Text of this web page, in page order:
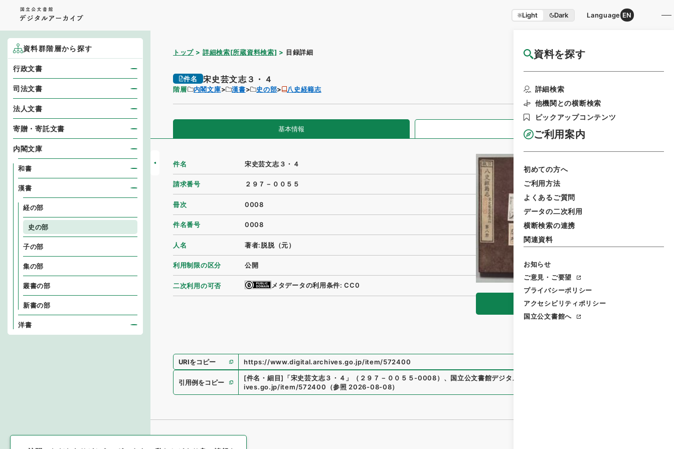
Light Dark Language EN
資料を探す
詳細検索
他機関との横断検索
ピックアップコンテンツ
ご利用案内
初めての方へ
ご利用方法
よくあるご質問
データの二次利用
横断検索の連携
関連資料
お知らせ
ご意見・ご要望
プライバシーポリシー
アクセシビリティポリシー
国立公文書館へ
トップ 詳細検索[所蔵資料検索] 目録詳細 国立公文書館HP利用案内
件名 宋史芸文志３・４
階層 内閣文庫 漢書 史の部 八史経籍志
基本情報 全ての情報
閲覧
件名 宋史芸文志３・４
請求番号 ２９７－００５５
冊次 0008
件名番号 0008
人名 著者:脱脱（元）
利用制限の区分 公開
二次利用の可否 メタデータの利用条件: CC0
URIをコピー https://www.digital.archives.go.jp/item/572400
引用例をコピー
[件名・細目] 「宋史芸文志３・４ 」 （ ２９７－００５５-0008） 、 国立公文書館デジタルアーカイブ
ives.go.jp/item/572400 （参照 2026-08-08）
資料群階層から探す
行政文書
司法文書
法人文書
寄贈・寄託文書
内閣文庫
和書
漢書
経の部
史の部
子の部
集の部
叢書の部
新書の部
洋書